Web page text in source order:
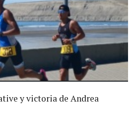
y victoria de Andrea